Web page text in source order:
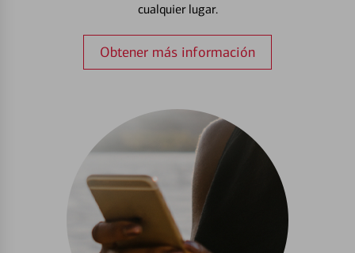
cualquier lugar.
Obtener más información